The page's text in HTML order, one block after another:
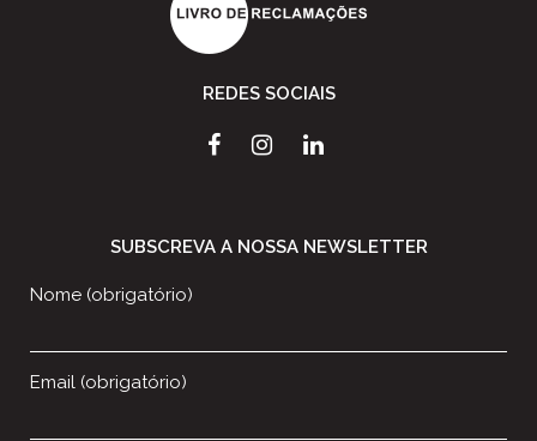
REDES SOCIAIS
SUBSCREVA A NOSSA NEWSLETTER
Nome (obrigatório)
Email (obrigatório)